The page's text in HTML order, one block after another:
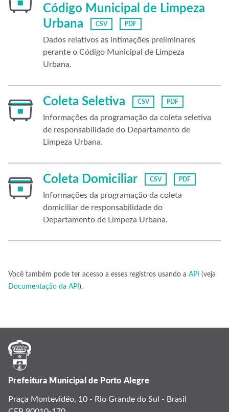
Código Municipal de Limpeza
Urbana
CSV PDF
Dados relativos as intimações preliminares
perante o Código Municipal de Limpeza
Urbana.
Coleta Seletiva CSV PDF
Informações da programação da coleta seletiva
de responsabilidade do Departamento de
Limpeza Urbana.
Coleta Domiciliar CSV PDF
Informações da programação da coleta
domiciliar de responsabilidade do
Departamento de Limpeza Urbana.
Você também pode ter acesso a esses registros usando a API (veja
Documentação da API ).
Prefeitura Municipal de Porto Alegre
Praça Montevidéo, 10 - Rio Grande do Sul - Brasil